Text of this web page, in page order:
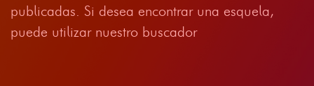
publicadas. Si desea encontrar una esquela,
puede utilizar nuestro buscador